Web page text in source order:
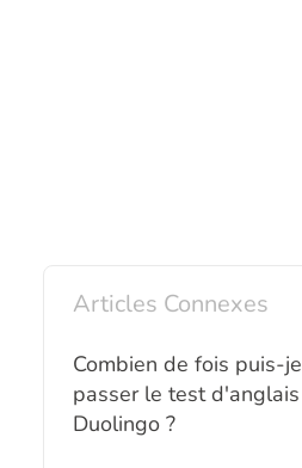
Articles Connexes
Combien de fois puis-je
passer le test d'anglais
Duolingo ?